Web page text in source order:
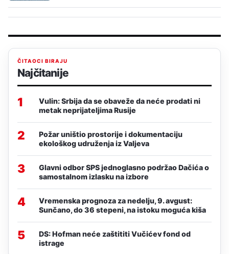
ČITAOCI BIRAJU
Najčitanije
1
Vulin: Srbija da se obaveže da neće prodati ni
metak neprijateljima Rusije
2
Požar uništio prostorije i dokumentaciju
ekološkog udruženja iz Valjeva
3
Glavni odbor SPS jednoglasno podržao Dačića o
samostalnom izlasku na izbore
4
Vremenska prognoza za nedelju, 9. avgust:
Sunčano, do 36 stepeni, na istoku moguća kiša
5
DS: Hofman neće zaštititi Vučićev fond od
istrage